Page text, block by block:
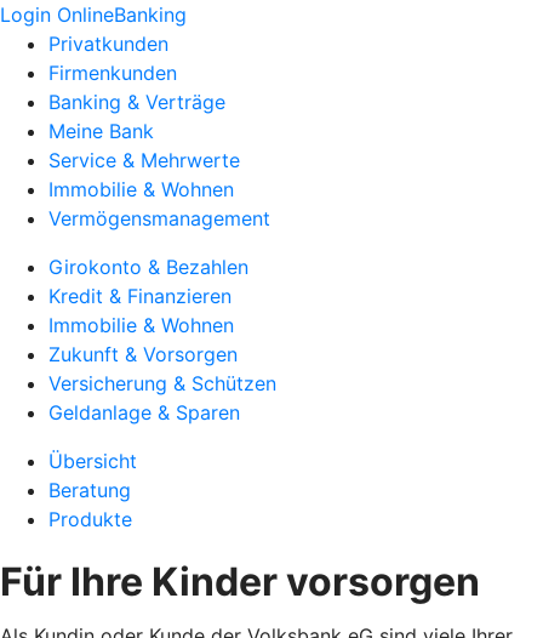
Login OnlineBanking
Privatkunden
Firmenkunden
Banking & Verträge
Meine Bank
Service & Mehrwerte
Immobilie & Wohnen
Vermögensmanagement
Girokonto & Bezahlen
Kredit & Finanzieren
Immobilie & Wohnen
Zukunft & Vorsorgen
Versicherung & Schützen
Geldanlage & Sparen
Übersicht
Beratung
Produkte
Für Ihre Kinder vorsorgen